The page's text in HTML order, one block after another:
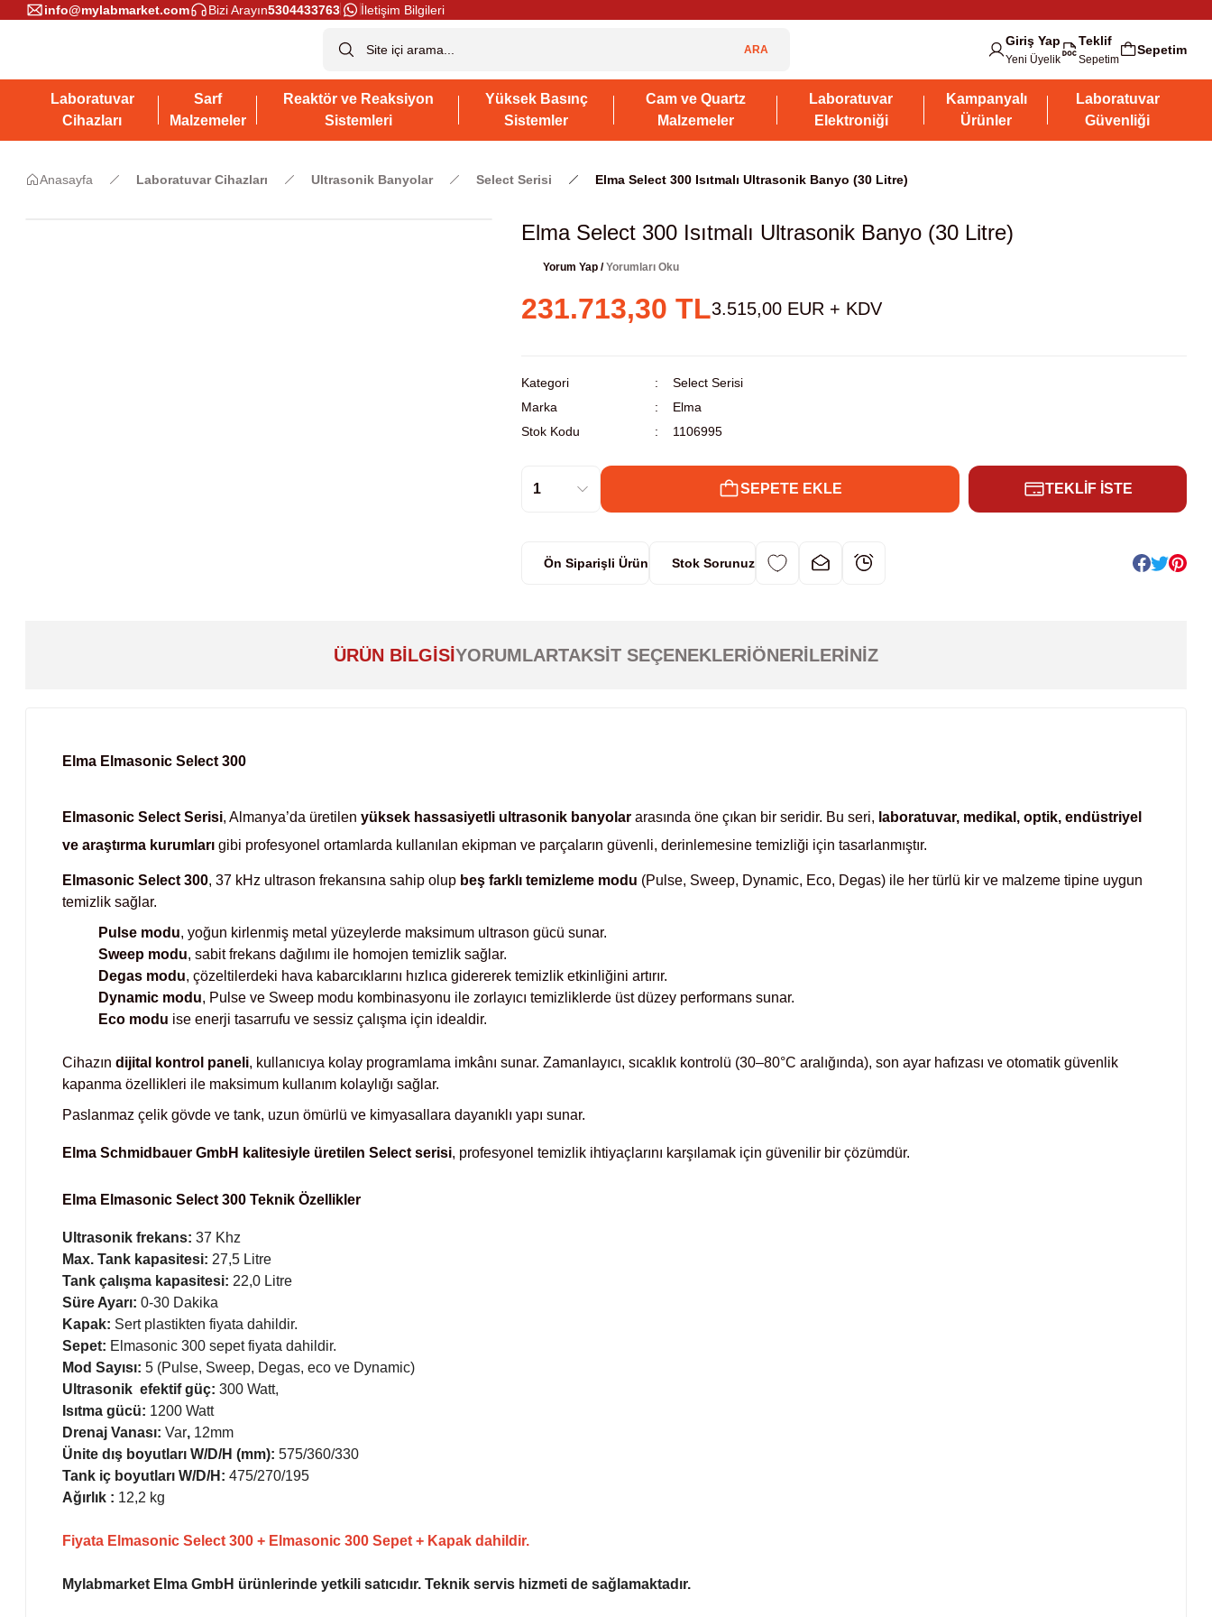
info@mylabmarket.com Bizi Arayın5304433763 İletişim Bilgileri
ARA
Giriş Yap
Yeni Üyelik
Teklif
Sepetim
Sepetim
Laboratuvar
Cihazları
Sarf
Malzemeler
Reaktör ve Reaksiyon
Sistemleri
Yüksek Basınç
Sistemler
Cam ve Quartz
Malzemeler
Laboratuvar
Elektroniği
Kampanyalı
Ürünler
Laboratuvar
Güvenliği
Anasayfa Laboratuvar Cihazları Ultrasonik Banyolar Select Serisi Elma Select 300 Isıtmalı Ultrasonik Banyo (30 Litre)
Elma Select 300 Isıtmalı Ultrasonik Banyo (30 Litre)
Yorum Yap /Yorumları Oku
231.713,30 TL3.515,00 EUR + KDV
Kategori
Select Serisi
Marka
Elma
Stok Kodu
1106995
SEPETE EKLE TEKLİF İSTE
Ön Siparişli Ürün Stok Sorunuz
ÜRÜN BILGISIYORUMLARTAKSIT SEÇENEKLERIÖNERILERINIZ
Elma Elmasonic Select 300
Elmasonic Select Serisi, Almanya’da üretilen yüksek hassasiyetli ultrasonik banyolar arasında öne çıkan bir seridir. Bu seri, laboratuvar, medikal, optik, endüstriyel
ve araştırma kurumları gibi profesyonel ortamlarda kullanılan ekipman ve parçaların güvenli, derinlemesine temizliği için tasarlanmıştır.
Elmasonic Select 300, 37 kHz ultrason frekansına sahip olup beş farklı temizleme modu (Pulse, Sweep, Dynamic, Eco, Degas) ile her türlü kir ve malzeme tipine uygun
temizlik sağlar.
Pulse modu, yoğun kirlenmiş metal yüzeylerde maksimum ultrason gücü sunar.
Sweep modu, sabit frekans dağılımı ile homojen temizlik sağlar.
Degas modu, çözeltilerdeki hava kabarcıklarını hızlıca gidererek temizlik etkinliğini artırır.
Dynamic modu, Pulse ve Sweep modu kombinasyonu ile zorlayıcı temizliklerde üst düzey performans sunar.
Eco modu ise enerji tasarrufu ve sessiz çalışma için idealdir.
Cihazın dijital kontrol paneli, kullanıcıya kolay programlama imkânı sunar. Zamanlayıcı, sıcaklık kontrolü (30–80°C aralığında), son ayar hafızası ve otomatik güvenlik
kapanma özellikleri ile maksimum kullanım kolaylığı sağlar.
Paslanmaz çelik gövde ve tank, uzun ömürlü ve kimyasallara dayanıklı yapı sunar.
Elma Schmidbauer GmbH kalitesiyle üretilen Select serisi, profesyonel temizlik ihtiyaçlarını karşılamak için güvenilir bir çözümdür.
Elma Elmasonic Select 300 Teknik Özellikler
Ultrasonik frekans: 37 Khz
Max. Tank kapasitesi: 27,5 Litre
Tank çalışma kapasitesi: 22,0 Litre
Süre Ayarı: 0-30 Dakika
Kapak: Sert plastikten fiyata dahildir.
Sepet: Elmasonic 300 sepet fiyata dahildir.
Mod Sayısı: 5 (Pulse, Sweep, Degas, eco ve Dynamic)
Ultrasonik efektif güç: 300 Watt,
Isıtma gücü: 1200 Watt
Drenaj Vanası: Var, 12mm
Ünite dış boyutları W/D/H (mm): 575/360/330
Tank iç boyutları W/D/H: 475/270/195
Ağırlık : 12,2 kg
Fiyata Elmasonic Select 300 + Elmasonic 300 Sepet + Kapak dahildir.
Mylabmarket Elma GmbH ürünlerinde yetkili satıcıdır. Teknik servis hizmeti de sağlamaktadır.